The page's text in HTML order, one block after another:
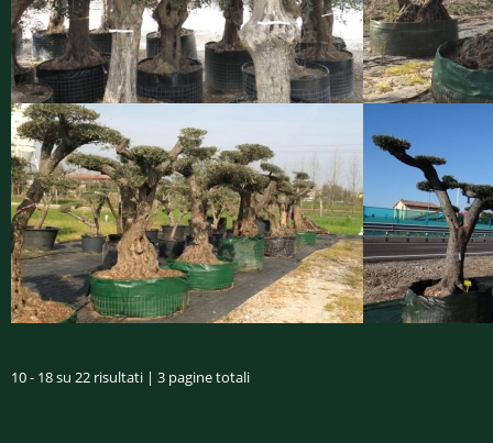
10 - 18 su 22 risultati | 3 pagine totali